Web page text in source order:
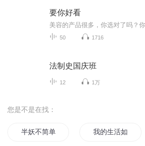
要你好看
50 1716
法制史国庆班
12 1万
您是不是在找：
半妖不简单 我的生活如此简单